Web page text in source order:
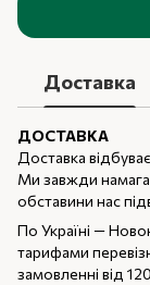
Доставка
ДОСТАВКА
Доставка
Ми завжди
обставини нас
По Україні —
тарифами
замовленні від